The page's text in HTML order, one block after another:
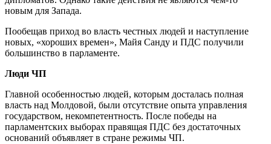
новым для Запада.
Пообещав приход во власть честных людей и наступление
новых, «хороших времен», Майя Санду и ПДС получили
большинство в парламенте.
Люди ЧП
Главной особенностью людей, которым досталась полная
власть над Молдовой, были отсутствие опыта управления
государством, некомпетентность. После победы на
парламентских выборах правящая ПДС без достаточных
оснований объявляет в стране режимы ЧП.